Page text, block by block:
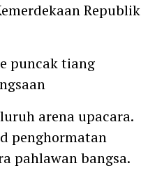
Republik
puncak tiang
arena upacara.
penghormatan
pahlawan bangsa.